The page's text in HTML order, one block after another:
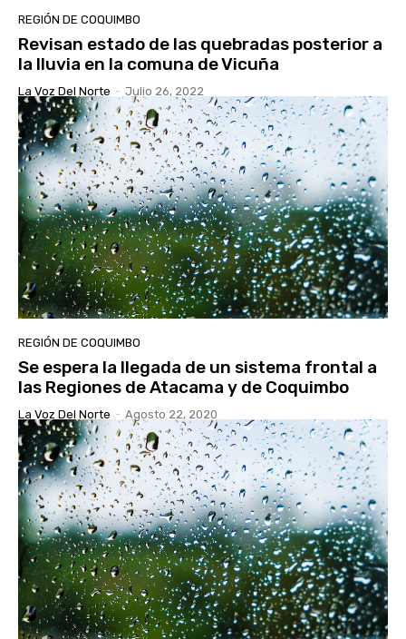
REGIÓN DE COQUIMBO
Revisan estado de las quebradas posterior a
la lluvia en la comuna de Vicuña
La Voz Del Norte - Julio 26, 2022
REGIÓN DE COQUIMBO
Se espera la llegada de un sistema frontal a
las Regiones de Atacama y de Coquimbo
La Voz Del Norte - Agosto 22, 2020